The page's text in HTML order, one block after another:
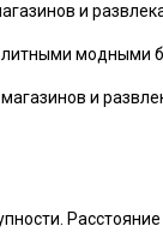
и
модными
и